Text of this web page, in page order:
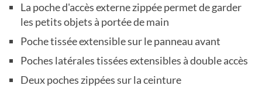
La poche d'accès externe zippée permet de garder
les petits objets à portée de main
Poche tissée extensible sur le panneau avant
Poches latérales tissées extensibles à double accès
Deux poches zippées sur la ceinture